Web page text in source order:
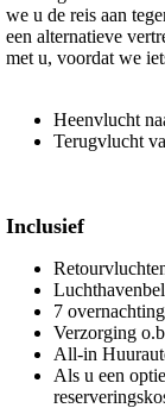
we u de reis aan
een alternatieve
met u, voordat we
Heenvlucht
Terugvlucht
Inclusief
7
Verzorging
All-in
Als u een